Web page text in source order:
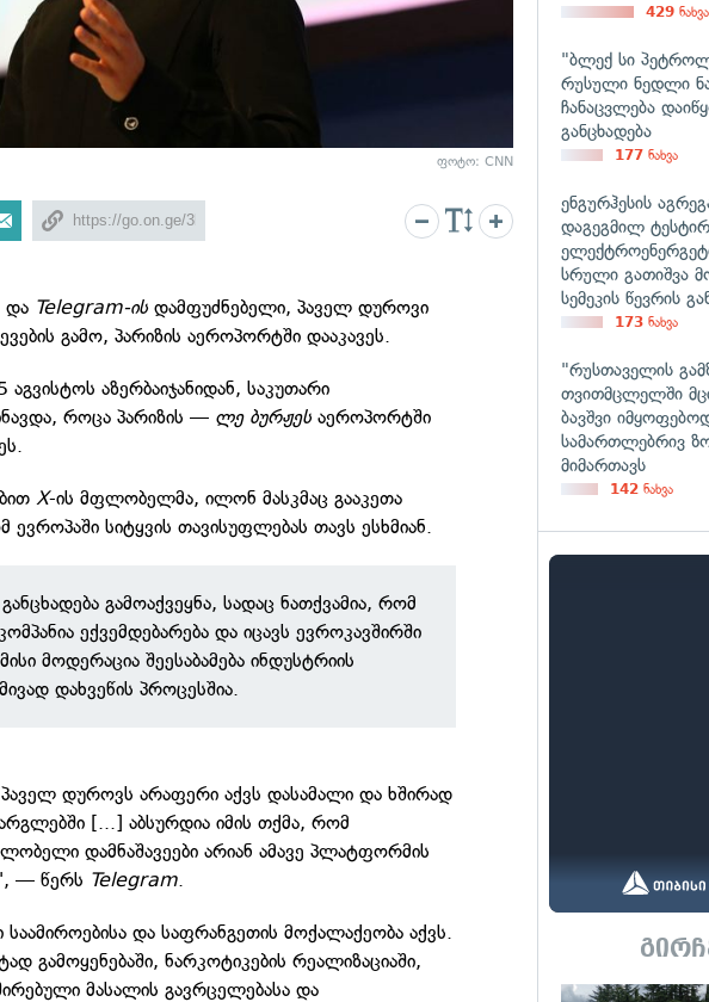
ფოტო: CNN
და Telegram-ისდამფუძნებელი, პაველ დუროვი
გამო, პარიზის აეროპორტში დააკავეს.
აზერბაიჯანიდან, საკუთარი
როცა პარიზის — ლე ბურჟესაეროპორტში
X-ის მფლობელმა, ილონ მასკმაც გააკეთა
სიტყვის თავისუფლებას თავს ესხმიან.
გამოაქვეყნა, სადაც ნათქვამია, რომ
ექვემდებარება და იცავს ევროკავშირში
მოდერაცია შეესაბამება ინდუსტრიის
დახვეწის პროცესშია.
დუროვს არაფერი აქვს დასამალი და ხშირად
[...] აბსურდია იმის თქმა, რომ
დამნაშავეები არიან ამავე პლატფორმის
— წერს Telegram.
და საფრანგეთის მოქალაქეობა აქვს.
გამოყენებაში, ნარკოტიკების რეალიზაციაში,
მასალის გავრცელებასა და
429 ნახვა
"ბლექ სი
რუსული ნედლი
ჩანაცვლება
განცხადება
177 ნახვა
ენგურჰესის
დაგეგმილ
სრული გათიშვა
სემეკის წევრის
173 ნახვა
"რუსთაველის
თვითმცლელში
ბავშვი
სამართლებრივ
მიმართავს
142 ნახვა